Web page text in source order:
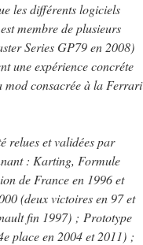
les différents logiciels
membre de plusieurs
Series GP79 en 2008)
une expérience concréte
mod consacrée à la Ferrari
relues et validées par
: Karting, Formule
de France en 1996 et
(deux victoires en 97 et
fin 1997) ; Prototype
place en 2004 et 2011) ;